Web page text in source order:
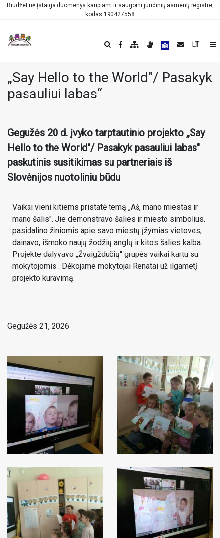
Biudžetinė įstaiga duomenys kaupiami ir saugomi juridinių asmenų registre,
kodas 190427558
LT
„Say Hello to the World"/ Pasakyk
pasauliui labas“
Gegužės 20 d. įvyko tarptautinio projekto „Say
Hello to the World"/ Pasakyk pasauliui labas"
paskutinis susitikimas su partneriais iš
Slovėnijos nuotoliniu būdu
Vaikai vieni kitiems pristatė temą „Aš, mano miestas ir
mano šalis". Jie demonstravo šalies ir miesto simbolius,
pasidalino žiniomis apie savo miestų įžymias vietoves,
dainavo, išmoko naujų žodžių anglų ir kitos šalies kalba.
Projekte dalyvavo „Žvaigždučių" grupės vaikai kartu su
mokytojomis . Dėkojame mokytojai Renatai už ilgametį
projekto kuravimą.
Gegužės 21, 2026